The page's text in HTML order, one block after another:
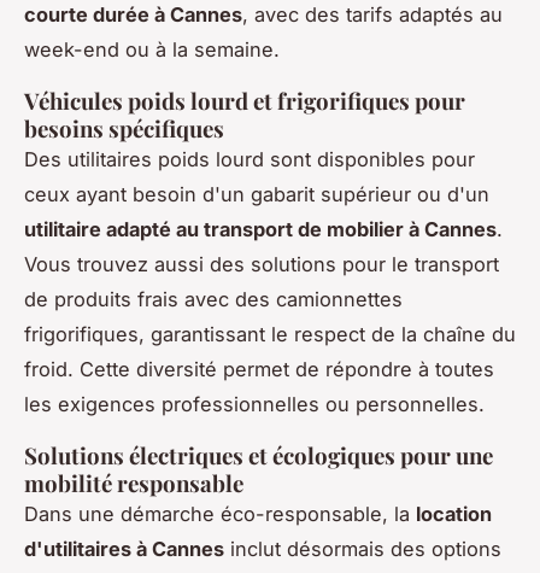
courte durée à Cannes, avec des tarifs adaptés au
week-end ou à la semaine.
Véhicules poids lourd et frigorifiques pour
besoins spécifiques
Des utilitaires poids lourd sont disponibles pour
ceux ayant besoin d'un gabarit supérieur ou d'un
utilitaire adapté au transport de mobilier à Cannes.
Vous trouvez aussi des solutions pour le transport
de produits frais avec des camionnettes
frigorifiques, garantissant le respect de la chaîne du
froid. Cette diversité permet de répondre à toutes
les exigences professionnelles ou personnelles.
Solutions électriques et écologiques pour une
mobilité responsable
Dans une démarche éco-responsable, la location
d'utilitaires à Cannes inclut désormais des options